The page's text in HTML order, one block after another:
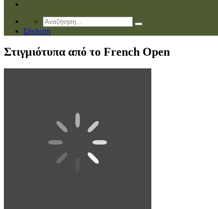
Σύνδεση
Στιγμιότυπα από το French Open